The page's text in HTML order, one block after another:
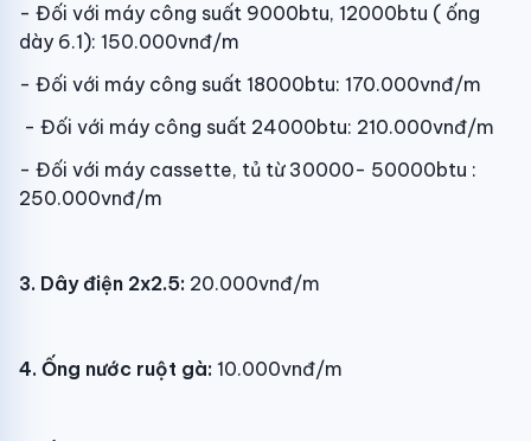
- Đối với máy công suất 9000btu, 12000btu ( ống
dày 6.1): 150.000vnđ/m
- Đối với máy công suất 18000btu: 170.000vnđ/m
- Đối với máy công suất 24000btu: 210.000vnđ/m
- Đối với máy cassette, tủ từ 30000- 50000btu :
250.000vnđ/m
3. Dây điện 2x2.5: 20.000vnđ/m
4. Ống nước ruột gà: 10.000vnđ/m